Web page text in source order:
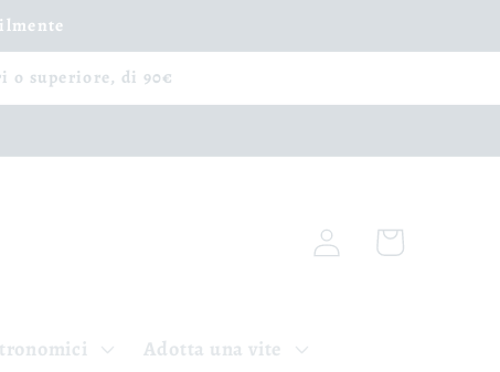
o superiore, di 90€
Adotta una vite
Accedi Carrello